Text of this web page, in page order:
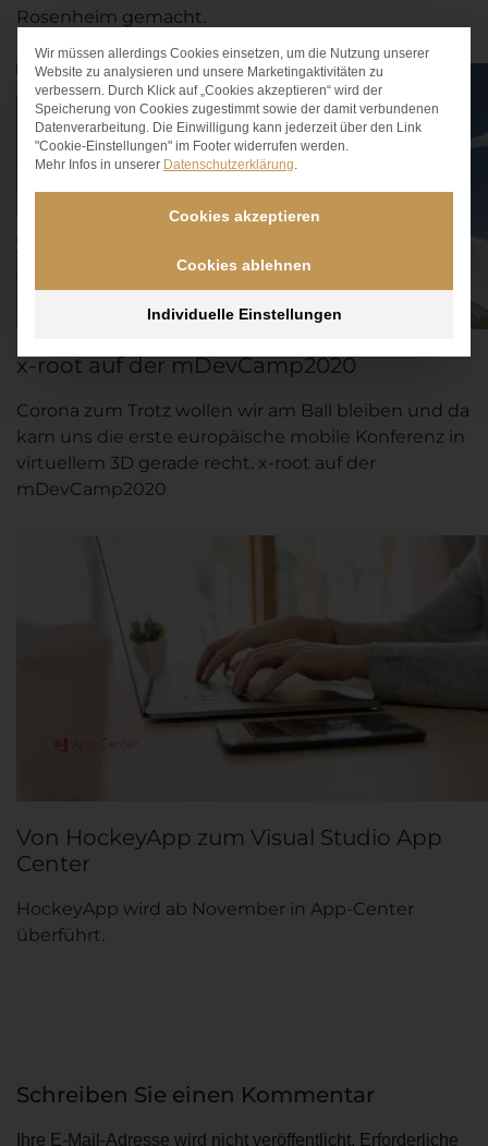
Rosenheim gemacht.
x-root auf der mDevCamp2020
Corona zum Trotz wollen wir am Ball bleiben und da
kam uns die erste europäische mobile Konferenz in
virtuellem 3D gerade recht. x-root auf der
mDevCamp2020
Von HockeyApp zum Visual Studio App
Center
HockeyApp wird ab November in App-Center
überführt.
Schreiben Sie einen Kommentar
Ihre E-Mail-Adresse wird nicht veröffentlicht. Erforderliche
Datenschutz-
Wir müssen allerdings Cookies einsetzen, um die Nutzung unserer
Website zu analysieren und unsere Marketingaktivitäten zu
verbessern. Durch Klick auf „Cookies akzeptieren“ wird der
Speicherung von Cookies zugestimmt sowie der damit verbundenen
Datenverarbeitung. Die Einwilligung kann jederzeit über den Link
"Cookie-Einstellungen" im Footer widerrufen werden.
Mehr Infos in unserer Datenschutzerklärung
Cookies akzeptieren
Cookies ablehnen
Individuelle Einstellungen